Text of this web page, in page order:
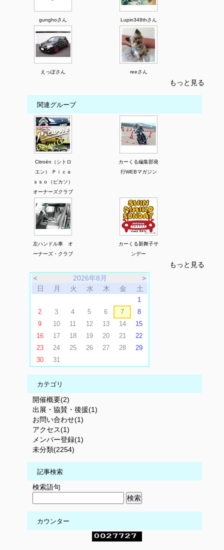
gunghoさん Lupin348thさん
えっぽさん reeさん
もっと見る
関連グループ
Citroën（シトロ
エン） Ｐｉｃａ
ｓｓｏ（ピカソ）
オーナーズクラブ
カーくる編集部発
行WEBマガジン
左ハンドル車 オ
ーナーズ・クラブ
カーくる新舞子サ
ンデー
もっと見る
＜
2026年8月
＞
日
月 火 水 木 金 土
1
2
3 4 5 6 7
8
9
10 11 12 13 14
15
16
17 18 19 20 21
22
23
24 25 26 27 28
29
30
31
カテゴリ
開催概要(2)
出展・協賛・後援(1)
お問い合わせ(1)
アクセス(1)
メンバー登録(1)
未分類(2254)
記事検索
検索語句
カウンター